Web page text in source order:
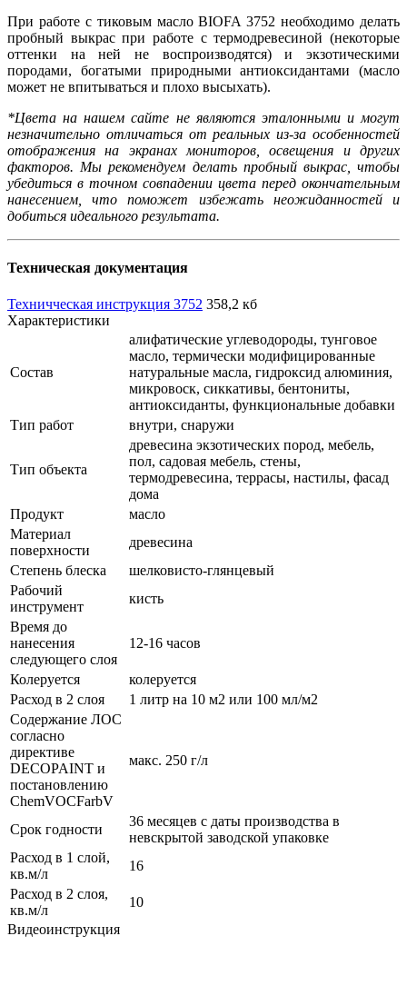
При работе с тиковым масло BIOFA 3752 необходимо делать
пробный выкрас при работе с термодревесиной (некоторые
оттенки на ней не воспроизводятся) и экзотическими
породами, богатыми природными антиоксидантами (масло
может не впитываться и плохо высыхать).
*Цвета на нашем сайте не являются эталонными и могут
незначительно отличаться от реальных из-за особенностей
отображения на экранах мониторов, освещения и других
факторов. Мы рекомендуем делать пробный выкрас, чтобы
убедиться в точном совпадении цвета перед окончательным
нанесением, что поможет избежать неожиданностей и
добиться идеального результата.
Техническая документация
Техничческая инструкция 3752 358,2 кб
Характеристики
Состав
алифатические углеводороды, тунговое
масло, термически модифицированные
натуральные масла, гидроксид алюминия,
микровоск, сиккативы, бентониты,
антиоксиданты, функциональные добавки
Тип работ
внутри, снаружи
Тип объекта
древесина экзотических пород, мебель,
пол, садовая мебель, стены,
термодревесина, террасы, настилы, фасад
дома
Продукт
масло
Материал
поверхности
древесина
Степень блеска
шелковисто-глянцевый
Рабочий
инструмент
кисть
Время до
нанесения
следующего слоя
12-16 часов
Колеруется
колеруется
Расход в 2 слоя
1 литр на 10 м2 или 100 мл/м2
Содержание ЛОС
согласно
директиве
DECOPAINT и
постановлению
ChemVOCFarbV
макс. 250 г/л
Срок годности
36 месяцев с даты производства в
невскрытой заводской упаковке
Расход в 1 слой,
кв.м/л
16
Расход в 2 слоя,
кв.м/л
10
Видеоинструкция